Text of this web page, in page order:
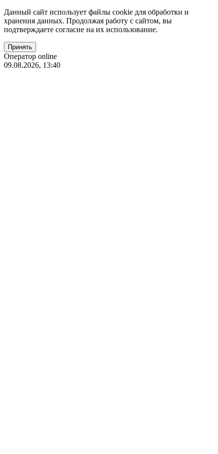
Данный сайт использует файлы coоkie для обработки и
хранения данных. Продолжая работу с сайтом, вы
подтверждаете согласие на их использование.
Оператор online
09.08.2026, 13:40